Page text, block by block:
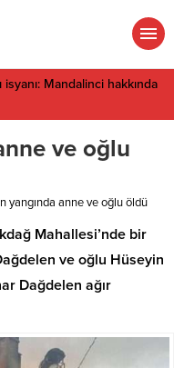
isyanı: Mandalinci hakkında
ve oğlu
yangında anne ve oğlu öldü
Mahallesi’nde bir
ve oğlu Hüseyin
Dağdelen ağır